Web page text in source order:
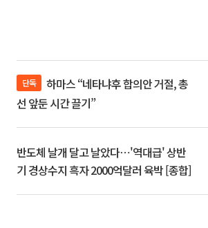
단독
선 앞둔 시간 끌기”
반도체 날개 달고 날았다⋯'역대급' 상반
기 경상수지 흑자 2000억달러 육박 [종합]